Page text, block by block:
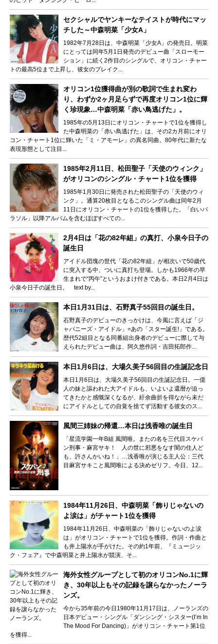
セクシャルでヤンキーなテイストが時代にマッ
チした～中森明菜「少女A」
1982年7月28日は、中森明菜「少女A」の発売日。明菜
にとっては同年5月1日発売のデビュー曲「スローモー
ション」に続く2作目のシングルで、オリコン・チャー
トの最高5位まで上昇し、彼女のブレイク...
オリコン1位獲得曲が別の歌詞で生まれ変わ
り、わずか2ヶ月足らずで再度オリコン1位に輝
く珍現象…中森明菜「赤い鳥逃げた」。
1985年の5月13日にオリコン・チャートで1位を獲得し
た中森明菜の「赤い鳥逃げた」は、その2カ月前にオリ
コン・チャート1位に輝いた「ミ・アモーレ」の異名同曲。80年代に新たな
表現形態として注目...
1985年2月11日、松田聖子「天使のウィンク」
がオリコンのシングル・チャート1位を獲得
1985年1月30日に発売された松田聖子の「天使のウィ
ンク」。通算20枚目となるこのシングル曲は同年2月
11日にオリコン・チャートの1位を獲得した。「白いパ
ラソル」以降アルバムを含むほぼすべての...
2月4日は「花の82年組」の真打、小泉今日子の
誕生日
アイドル団塊の世代「花の82年組」が相次いで50歳代
に突入する中、ついに真打ち登場。しかも1966年の早
生まれで“丙午”というおまけ付きである。本日2月4日は
小泉今日子の誕生日。 text by...
本日1月31日は、石野真子55回目の誕生日。
石野真子のデビューのきっかけは、今風に言えば「ジ
ャパニーズ・アイドル」=あの「スター誕生!」である。
歴代52組目となる同番組出身者のデビューに際して与
えられたデビュー曲は、阿久悠作詞・吉田拓郎作...
本日1月6日は、大場久美子56回目の生誕記念日
本日1月6日は、大場久美子56回目の生誕記念日。一億
人の妹と謳われた大アイドルも、いよいよ還暦が迫っ
てきたかと感慨深くなるが、紆余曲折を得ながら未だ
にアイドルとしての自覚を捨てず活動する彼女のス...
風間三姉妹の帰還…本日は浅香唯の誕生日
「星流学園一年B組 風間唯。またの名を三代目スケバ
ン刑事・麻宮サキ！ 人の世に邪悪をなす闇の住人ど
も、許さんかいね！」…浅香唯が演じる主人公：三代
目麻宮サキこと風間唯による決めゼリフ。今日、12...
1984年11月26日、中森明菜「飾りじゃないの
よ涙は」がチャート1位を獲得
1984年11月26日、中森明菜の「飾りじゃないのよ涙
は」がオリコン・チャートで1位を獲得。作詞・作曲と
も井上陽水が手がけた。その約1年前、『ミュージッ
ク・フェア』で中森明菜と井上陽水が競演、そ...
海外女性グループとして初のオリコンNo.1に輝
き、30年以上もその記録を譲らなかったノーラ
ンズ。
今から35年前の今日1980年11月17日は、ノーランズの
日本デビュー・シングル「ダンシング・シスター(I’m In
The Mood For Dancing)」がオリコン・チャート第1位
を獲得...